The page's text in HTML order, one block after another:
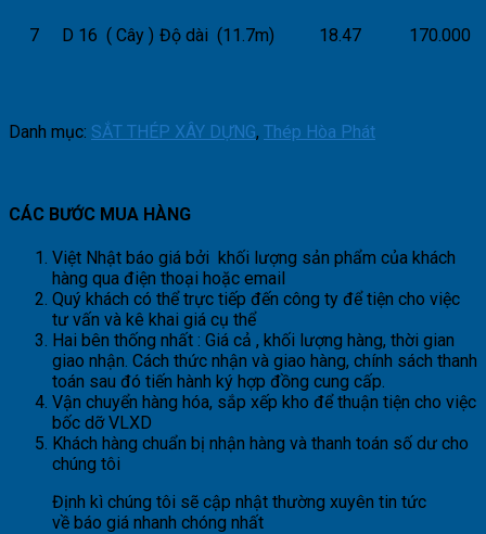
7 D 16 ( Cây ) Độ dài (11.7m) 18.47 170.000
Danh mục: SẮT THÉP XÂY DỰNG, Thép Hòa Phát
CÁC BƯỚC MUA HÀNG
Việt Nhật báo giá bởi khối lượng sản phẩm của khách
hàng qua điện thoại hoặc email
Quý khách có thể trực tiếp đến công ty để tiện cho việc
tư vấn và kê khai giá cụ thể
Hai bên thống nhất : Giá cả , khối lượng hàng, thời gian
giao nhận. Cách thức nhận và giao hàng, chính sách thanh
toán sau đó tiến hành ký hợp đồng cung cấp.
Vận chuyển hàng hóa, sắp xếp kho để thuận tiện cho việc
bốc dỡ VLXD
Khách hàng chuẩn bị nhận hàng và thanh toán số dư cho
chúng tôi
Định kì chúng tôi sẽ cập nhật thường xuyên tin tức
về báo giá nhanh chóng nhất